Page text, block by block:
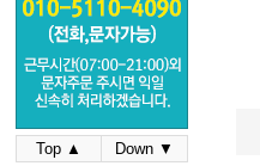
Top ▲ Down ▼